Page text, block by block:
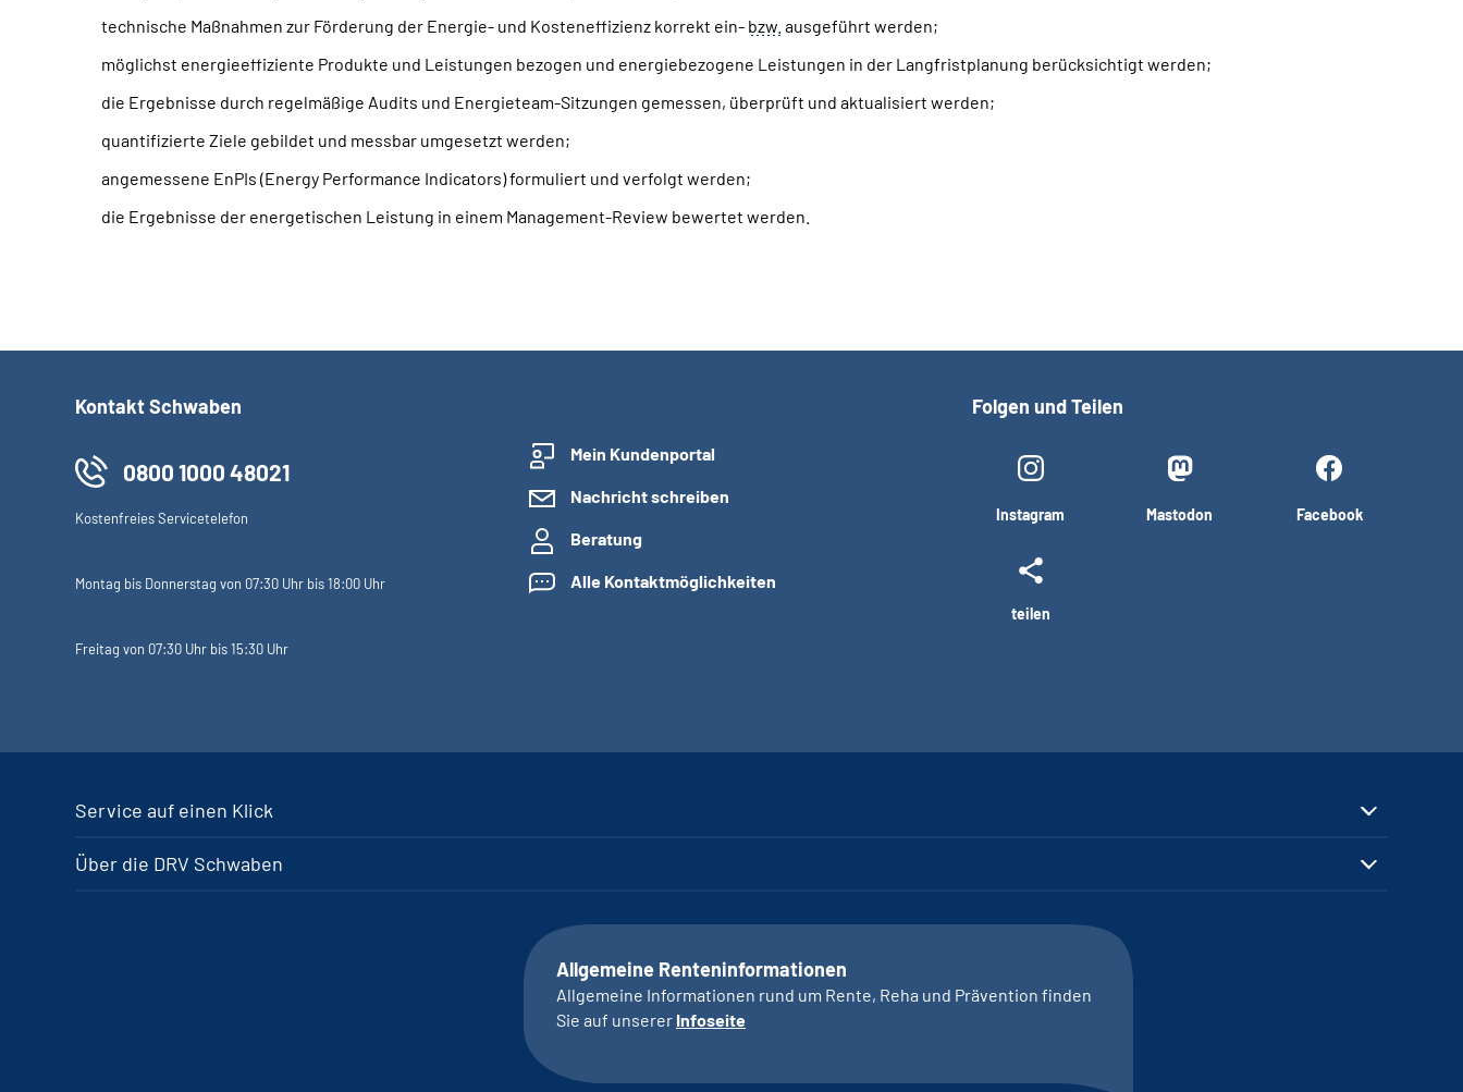
technische Maßnahmen zur Förderung der Energie- und Kosteneffizienz korrekt ein- bzw. ausgeführt werden;
möglichst energieeffiziente Produkte und Leistungen bezogen und energiebezogene Leistungen in der Langfristplanung berücksichtigt werden;
die Ergebnisse durch regelmäßige Audits und Energieteam-Sitzungen gemessen, überprüft und aktualisiert werden;
quantifizierte Ziele gebildet und messbar umgesetzt werden;
angemessene EnPIs (Energy Performance Indicators) formuliert und verfolgt werden;
die Ergebnisse der energetischen Leistung in einem Management-Review bewertet werden.
Kontakt Schwaben
0800 1000 48021
Kostenfreies Servicetelefon
Montag bis Donnerstag von 07:30 Uhr bis 18:00 Uhr
Freitag von 07:30 Uhr bis 15:30 Uhr
Mein Kundenportal
Nachricht schreiben
Beratung
Alle Kontaktmöglichkeiten
Folgen und Teilen
Instagram Mastodon Facebook
teilen
Service auf einen Klick
Über die DRV Schwaben
Allgemeine Renteninformationen
Allgemeine Informationen rund um Rente, Reha und Prävention finden
Sie auf unserer Infoseite